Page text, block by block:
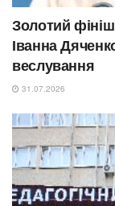
Золотий
Іванна
веслування
31.07.2026